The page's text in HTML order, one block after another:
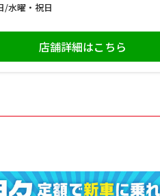
/水曜・祝日
店舗詳細はこちら